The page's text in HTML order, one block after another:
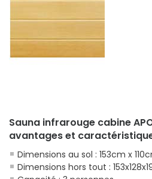
Sauna infrarouge cabine
avantages et
Dimensions au sol : 153cm x
Dimensions hors tout :